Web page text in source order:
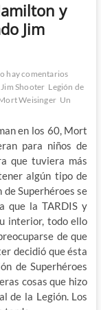
y
Jim
hay comentarios
Jim Shooter Legión de
Weisinger Un
en los 60, Mort
para niños de
que tuviera más
algún tipo de
Superhéroes se
que la TARDIS y
interior, todo ello
de que
decidió que ésta
de Superhéroes
cosas que hizo
de la Legión. Los